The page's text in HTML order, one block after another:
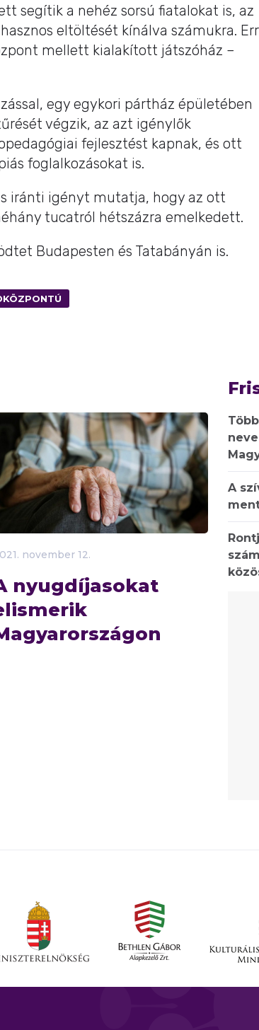
segítik a nehéz sorsú fiatalokat is, az
eltöltését kínálva számukra.
mellett kialakított játszóház –
egy egykori pártház épületében
végzik, az azt igénylők
fejlesztést kapnak, és ott
foglalkozásokat is.
iránti igényt mutatja, hogy az ott
tucatról hétszázra emelkedett.
Budapesten és Tatabányán is.
november 12.
nyugdíjasokat
A